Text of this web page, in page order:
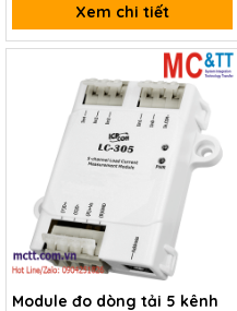
Xem chi tiết
Module đo dòng tải 5 kênh